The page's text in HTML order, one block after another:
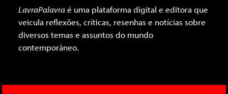
LavraPalavraé uma plataforma digital e editora que
veicula reflexões, críticas, resenhas e notícias sobre
diversos temas e assuntos do mundo
contemporâneo.